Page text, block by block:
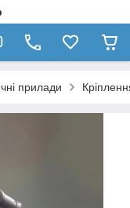
прилади